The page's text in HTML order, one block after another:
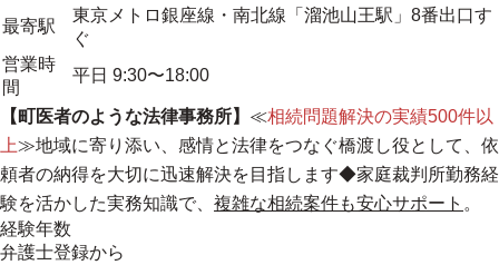
最寄駅
東京メトロ銀座線・南北線「溜池山王駅」8番出口す
ぐ
営業時
間
平日 9:30〜18:00
【町医者のような法律事務所】 ≪相続問題解決の実績500件以
上≫地域に寄り添い、感情と法律をつなぐ橋渡し役として、依
頼者の納得を大切に迅速解決を目指します◆家庭裁判所勤務経
験を活かした実務知識で、 複雑な相続案件も安心サポート 。
経験年数
弁護士登録から